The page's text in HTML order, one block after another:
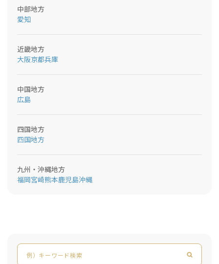
中部地方
愛知
近畿地方
大阪京都兵庫
中国地方
広島
四国地方
四国地方
九州・沖縄地方
福岡宮崎熊本鹿児島沖縄